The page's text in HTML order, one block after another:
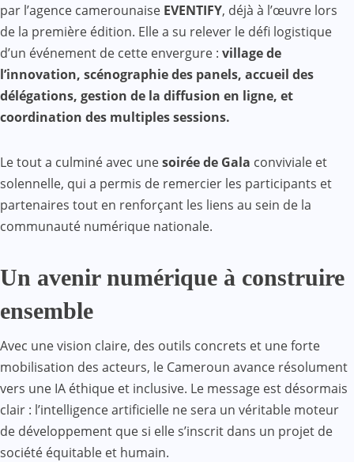
par l’agence camerounaise EVENTIFY, déjà à l’œuvre lors
de la première édition. Elle a su relever le défi logistique
d’un événement de cette envergure : village de
l’innovation, scénographie des panels, accueil des
délégations, gestion de la diffusion en ligne, et
coordination des multiples sessions.
Le tout a culminé avec unesoirée de Gala conviviale et
solennelle, qui a permis de remercier les participants et
partenaires tout en renforçant les liens au sein de la
communauté numérique nationale.
Un avenir numérique à construire
ensemble
Avec une vision claire, des outils concrets et une forte
mobilisation des acteurs, le Cameroun avance résolument
vers une IA éthique et inclusive. Le message est désormais
clair : l’intelligence artificielle ne sera un véritable moteur
de développement que si elle s’inscrit dans un projet de
société équitable et humain.